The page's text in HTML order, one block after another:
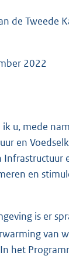
de Tweede
2022
u, mede
en
Infrastructuur
en
is er
van
het